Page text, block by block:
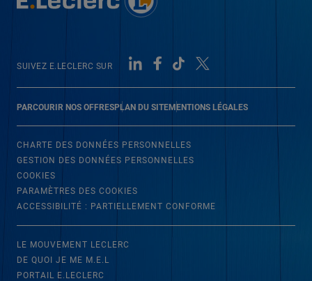
PARCOURIR NOS OFFRESPLAN DU SITEMENTIONS LÉGALES
SUIVEZ E.LECLERC SUR
CHARTE DES DONNÉES PERSONNELLES
GESTION DES DONNÉES PERSONNELLES
COOKIES
PARAMÈTRES DES COOKIES
ACCESSIBILITÉ : PARTIELLEMENT CONFORME
LE MOUVEMENT LECLERC
DE QUOI JE ME M.E.L
PORTAIL E.LECLERC